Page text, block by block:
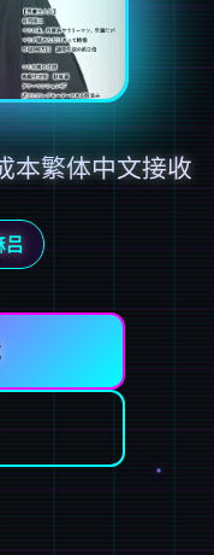
本繁体中文接收
吕